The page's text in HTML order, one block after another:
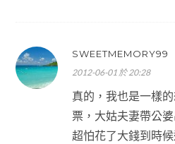
SWEETMEMORY99
2012-06-01 於 20:28
真的，我也是一樣
票，大姑夫妻帶公
超怕花了大錢到時